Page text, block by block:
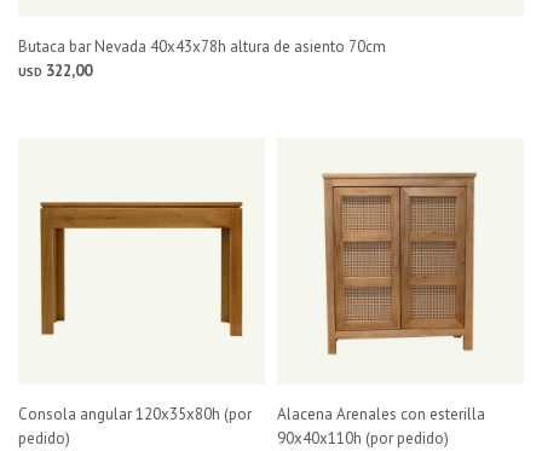
Butaca bar Nevada 40x43x78h altura de asiento 70cm
USD 322,00
Consola angular 120x35x80h (por
pedido)
Alacena Arenales con esterilla
90x40x110h (por pedido)